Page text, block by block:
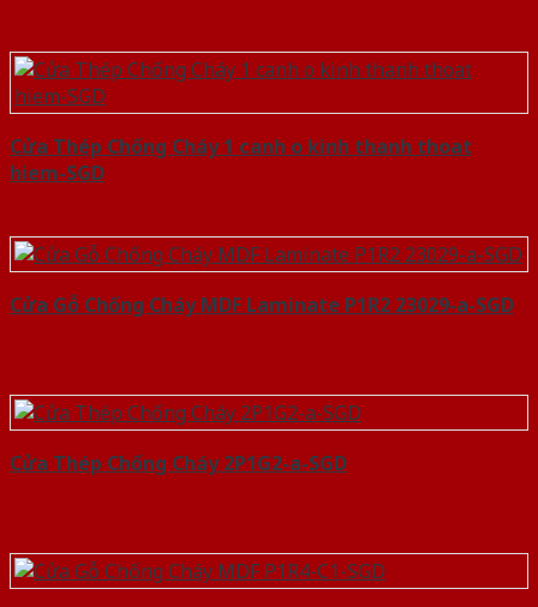
Cửa Thép Chống Cháy 1 canh o kinh thanh thoat
hiem-SGD
Cửa Gỗ Chống Cháy MDF Laminate P1R2 23029-a-SGD
Cửa Thép Chống Cháy 2P1G2-a-SGD